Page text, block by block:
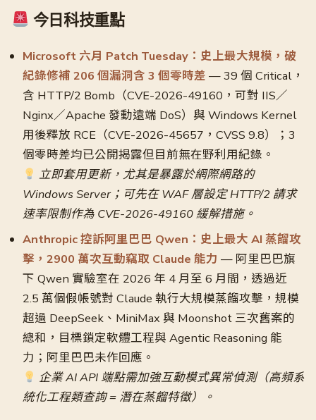
今日科技重點
Microsoft 六月 Patch Tuesday：史上最大規模，破
紀錄修補 206 個漏洞含 3 個零時差 — 39 個 Critical，
含 HTTP/2 Bomb（CVE-2026-49160，可對 IIS／
Nginx／Apache 發動遠端 DoS）與 Windows Kernel
用後釋放 RCE（CVE-2026-45657，CVSS 9.8）；3
個零時差均已公開揭露但目前無在野利用紀錄。
立即套用更新，尤其是暴露於網際網路的
Windows Server；可先在 WAF 層設定 HTTP/2 請求
速率限制作為 CVE-2026-49160 緩解措施。
Anthropic 控訴阿里巴巴 Qwen：史上最大 AI 蒸餾攻
擊，2900 萬次互動竊取 Claude 能力 — 阿里巴巴旗
下 Qwen 實驗室在 2026 年 4 月至 6 月間，透過近
2.5 萬個假帳號對 Claude 執行大規模蒸餾攻擊，規模
超過 DeepSeek、MiniMax 與 Moonshot 三次舊案的
總和，目標鎖定軟體工程與 Agentic Reasoning 能
力；阿里巴巴未作回應。
企業 AI API 端點需加強互動模式異常偵測（高頻系
統化工程類查詢 = 潛在蒸餾特徵）。